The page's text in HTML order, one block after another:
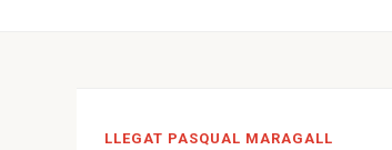
LLEGAT PASQUAL MARAGALL